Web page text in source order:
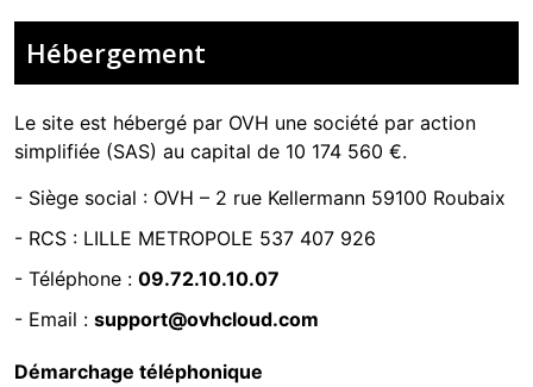
Hébergement
Le site est hébergé par OVH une société par action
simplifiée (SAS) au capital de 10 174 560 €.
- Siège social : OVH – 2 rue Kellermann 59100 Roubaix
- RCS : LILLE METROPOLE 537 407 926
- Téléphone : 09.72.10.10.07
- Email : support@ovhcloud.com
Démarchage téléphonique